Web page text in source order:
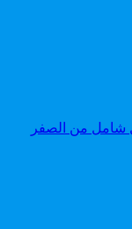
شامل من الصفر